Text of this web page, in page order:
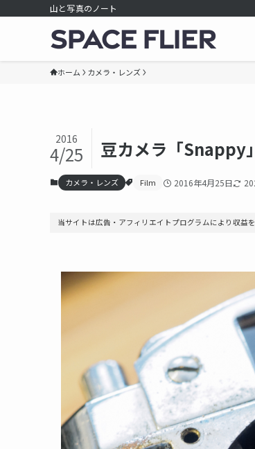
山と写真のノート
ホーム カメラ・レンズ
豆カメラ「Snappy
2016
4/25
カメラ・レンズ Film 2016年4月25日
当サイトは広告・アフィリエイトプログラムにより収益を